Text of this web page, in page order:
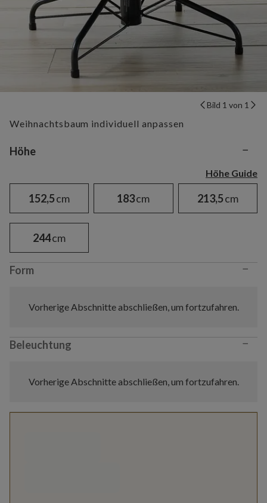
Bild 1 von 1
Weihnachtsbaum individuell anpassen
Variant selection
Höhe −
Höhe Guide
152,5cm 183cm 213,5cm
244cm
Form −
Vorherige Abschnitte abschließen, um fortzufahren.
Beleuchtung −
Vorherige Abschnitte abschließen, um fortzufahren.